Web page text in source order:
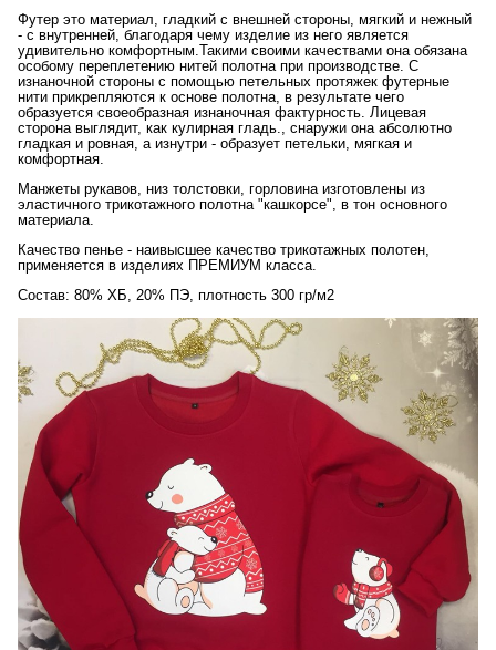
Футер это материал, гладкий с внешней стороны, мягкий и нежный
- с внутренней, благодаря чему изделие из него является
удивительно комфортным.Такими своими качествами она обязана
особому переплетению нитей полотна при производстве. С
изнаночной стороны с помощью петельных протяжек футерные
нити прикрепляются к основе полотна, в результате чего
образуется своеобразная изнаночная фактурность. Лицевая
сторона выглядит, как кулирная гладь., снаружи она абсолютно
гладкая и ровная, а изнутри - образует петельки, мягкая и
комфортная.
Манжеты рукавов, низ толстовки, горловина изготовлены из
эластичного трикотажного полотна "кашкорсе", в тон основного
материала.
Качество пенье - наивысшее качество трикотажных полотен,
применяется в изделиях ПРЕМИУМ класса.
Состав: 80% ХБ, 20% ПЭ, плотность 300 гр/м2